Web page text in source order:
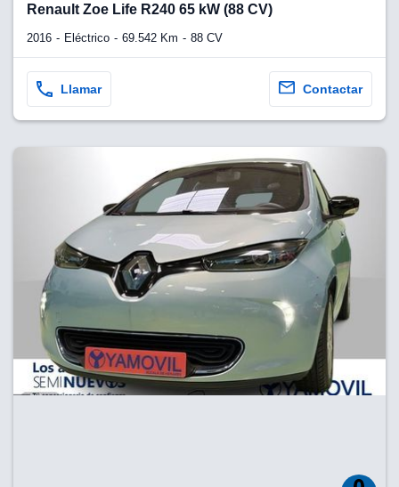
Renault Zoe Life R240 65 kW (88 CV)
2016 Eléctrico 69.542 Km 88 CV
Llamar Contactar